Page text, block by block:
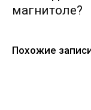
магнитоле?
Похожие